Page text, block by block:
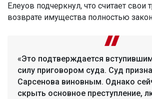
Елеуов подчеркнул, что считает свои
возврате имущества полностью
«Это подтверждается
силу приговором суда. Суд
Сарсенова виновным. Однако
скрыть основное преступление,